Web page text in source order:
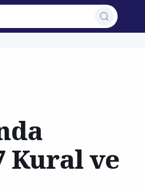
Kural ve